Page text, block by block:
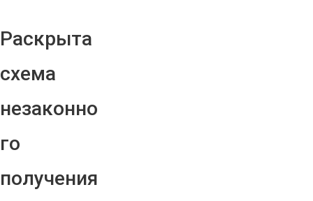
Раскрыта
схема
незаконно
го
получения